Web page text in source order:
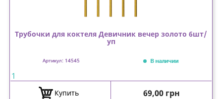
Трубочки для коктеля Девичник вечер золото 6шт/
уп
Артикул: 14545 В наличии
1
Купить Цена
69,00 грн